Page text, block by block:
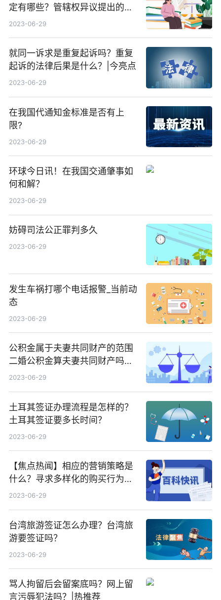
定有哪些？管辖权异议提出的时
间
2023-06-29
就同一诉求是重复起诉吗？重复
起诉的法律后果是什么？|今亮点
2023-06-29
在我国代通知金标准是否有上
限?
2023-06-29
环球今日讯！在我国交通肇事如
何和解？
2023-06-29
妨碍司法公正罪判多久
2023-06-29
发生车祸打哪个电话报警_当前动
态
2023-06-29
公积金属于夫妻共同财产的范围
二婚公积金算夫妻共同财产吗？
热资讯
2023-06-29
土耳其签证办理流程是怎样的？
土耳其签证要多长时间？
2023-06-29
【焦点热闻】相应的营销策略是
什么？寻求多样化的购买行为是
什么？
2023-06-29
台湾旅游签证怎么办理？台湾旅
游要签证吗？
2023-06-29
骂人拘留后会留案底吗？网上留
言污辱犯法吗？|热推荐